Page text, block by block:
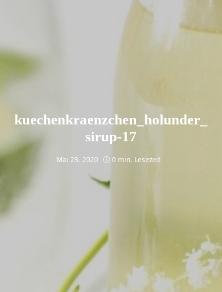
kuechenkraenzchen_holunder_
sirup-17
Mai 23, 2020 0 min. Lesezeit